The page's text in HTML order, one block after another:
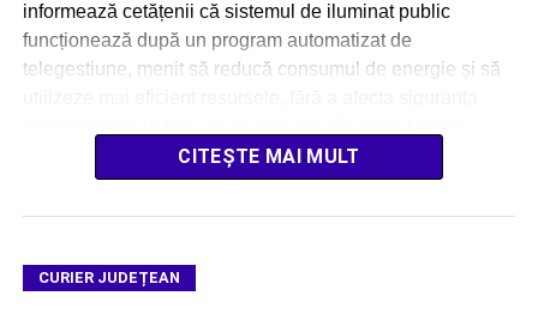
informează cetățenii că sistemul de iluminat public
funcționează după un program automatizat de
telegestiune, menit să reducă consumul de energie și să
iluminatul public […]CITEȘTE MAI MULT
CURIER JUDEȚEAN